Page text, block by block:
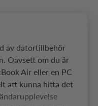
av datortillbehör
Oavsett om du är
Air eller en PC
att kunna hitta det